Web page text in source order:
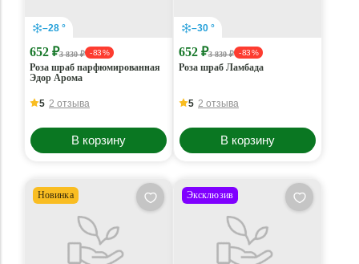
–28 °
652 ₽3 830 ₽ - 83 %
Роза шраб парфюмированная
Эдор Арома
5 2 отзыва
В корзину
–30 °
652 ₽3 830 ₽ - 83 %
Роза шраб Ламбада
5 2 отзыва
В корзину
Новинка Эксклюзив